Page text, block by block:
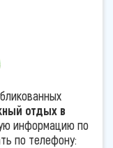
отдых в
информацию по
по телефону: